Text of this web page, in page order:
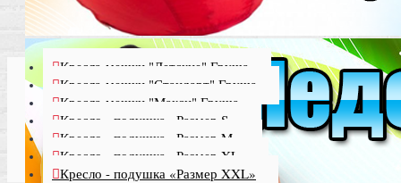
Кресла-мешки "Детские" Груша
Кресла-мешки "Стандарт" Груша
Кресла-мешки "Макси" Груша
Кресло - подушка «Размер S»
Кресло - подушка «Размер M»
Кресло - подушка «Размер XL»
Кресло - подушка «Размер XXL»